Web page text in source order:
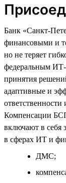
Банк «Санкт-
финансовыми и
но не теряет
федеральным
принятия
адаптивные и
Компенсации
включают в себя
в сферах ИТ и
ДМС;